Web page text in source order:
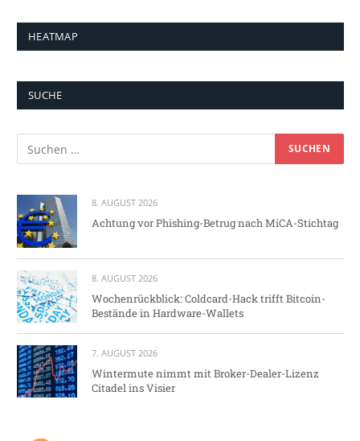
HEATMAP
SUCHE
8. AUGUST 2026
Achtung vor Phishing-Betrug nach MiCA-Stichtag
8. AUGUST 2026
Wochenrückblick: Coldcard-Hack trifft Bitcoin-
Bestände in Hardware-Wallets
7. AUGUST 2026
Wintermute nimmt mit Broker-Dealer-Lizenz
Citadel ins Visier